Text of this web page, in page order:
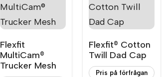
Flexfit
MultiCam®
Trucker Mesh
Flexfit® Cotton
Twill Dad Cap
Pris på förfrågan